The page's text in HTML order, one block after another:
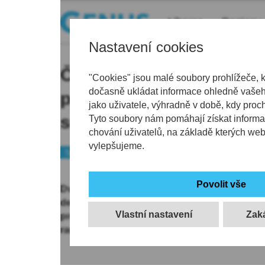
Nastavení cookies
"Cookies" jsou malé soubory prohlížeče,
dočasně ukládat informace ohledně
jako uživatele, výhradně v době, kdy
Tyto soubory nám pomáhají získat
chování uživatelů, na základě kterých
vylepšujeme.
Vlastní nastavení
Liberec Regiony
Člověk je stále emočně
přiznal Filip Zorvan po
severočeském derby
Fotbal
Sport
Dvanáctým ligovým gólem pomohl Jablonci
derby, po zápase ale Filip Zorvan otevřeně
prohraného finále MOL Cupu v něm stále
radostnou novinkou z osobního života.